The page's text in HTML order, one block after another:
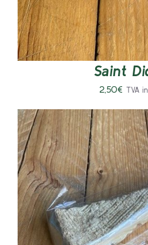
Saint
2,50€ TVA
AJOUTER AU PANIER